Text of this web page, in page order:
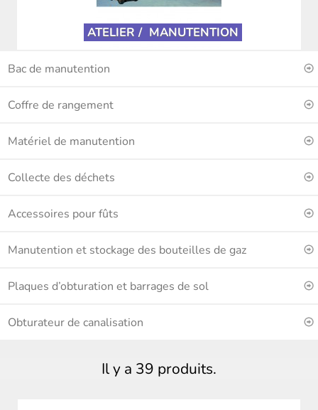
ATELIER / MANUTENTION
Bac de manutention
Coffre de rangement
Matériel de manutention
Collecte des déchets
Accessoires pour fûts
Manutention et stockage des bouteilles de gaz
Plaques d’obturation et barrages de sol
Obturateur de canalisation
Il y a 39 produits.